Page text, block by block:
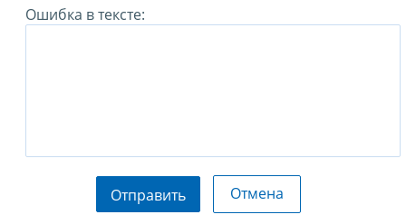
Ошибка в тексте:
Отправить Отмена